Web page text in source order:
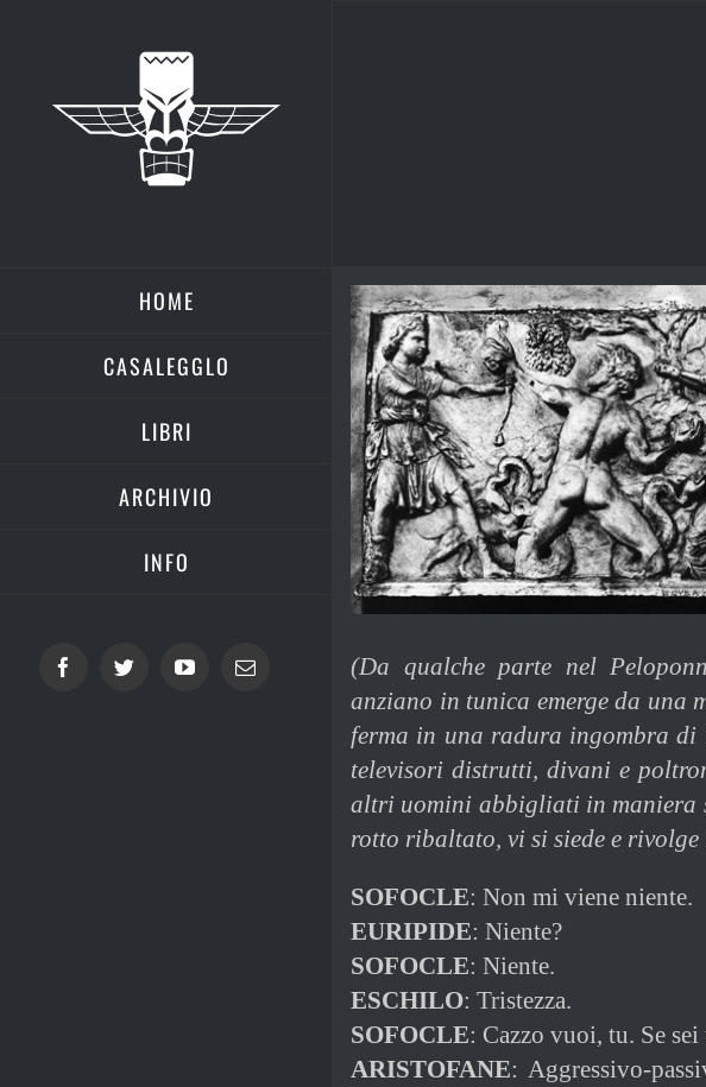
HOME
CASALEGGLO
LIBRI
ARCHIVIO
INFO
FacebookTwitterYouTubeEmail
Ingrandisci
immagine
(Da qualche parte nel
anziano in tunica emerge da una
ferma in una radura ingombra di
televisori distrutti, divani e
altri uomini abbigliati in maniera
rotto ribaltato, vi si siede e
SOFOCLE: Non mi viene niente.
EURIPIDE: Niente?
SOFOCLE: Niente.
ESCHILO: Tristezza.
SOFOCLE: Cazzo vuoi, tu. Se
ARISTOFANE: Aggressivo-